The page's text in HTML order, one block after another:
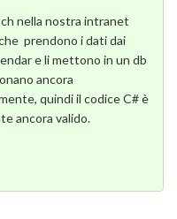
nella nostra intranet
prendono i dati dai
e li mettono in un db
ancora
quindi il codice C# è
ancora valido.